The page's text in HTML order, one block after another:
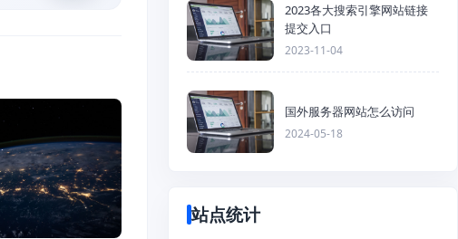
2023各大搜索引擎网站链接
提交入口
2023-11-04
国外服务器网站怎么访问
2024-05-18
站点统计